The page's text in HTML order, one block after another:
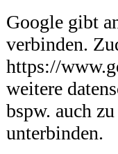
Google gibt
verbinden.
https://
weitere
bspw. auch
unterbinden.